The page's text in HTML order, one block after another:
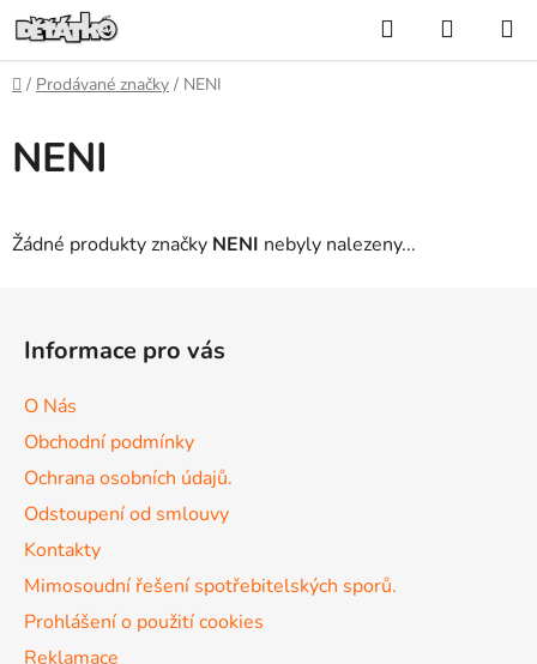
Přejít
na
obsah
Hledat
KOŠÍK
Domů
/ Prodávané značky / NENI
NENI
Žádné produkty značky NENI nebyly nalezeny...
Informace pro vás
O Nás
Obchodní podmínky
Ochrana osobních údajů.
Odstoupení od smlouvy
Kontakty
Mimosoudní řešení spotřebitelských sporů.
Prohlášení o použití cookies
Reklamace